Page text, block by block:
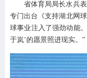
省体育局局长水兵
专门出台《支持湖北网
球事业注入了强劲动能
于岚’的愿景照进现实。”